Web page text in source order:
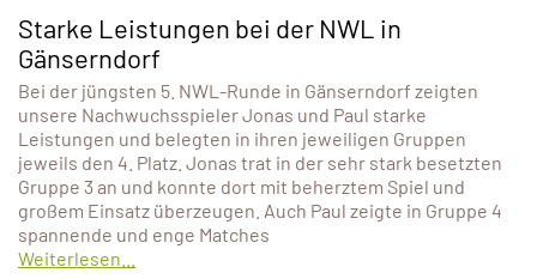
Starke Leistungen bei der NWL in
Gänserndorf
Bei der jüngsten 5. NWL-Runde in Gänserndorf zeigten
unsere Nachwuchsspieler Jonas und Paul starke
Leistungen und belegten in ihren jeweiligen Gruppen
jeweils den 4. Platz. Jonas trat in der sehr stark besetzten
Gruppe 3 an und konnte dort mit beherztem Spiel und
großem Einsatz überzeugen. Auch Paul zeigte in Gruppe 4
spannende und enge Matches
Weiterlesen...